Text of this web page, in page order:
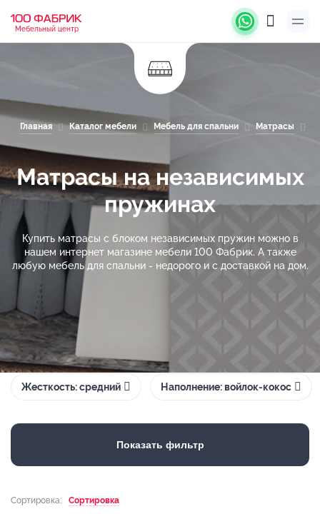
Мебельный центр
Главная Каталог мебели Мебель для спальни Матрасы
Матрасы на независимых
пружинах
Купить матрасы с блоком независимых пружин можно в
нашем интернет магазине мебели 100 Фабрик. А также
любую мебель для спальни - недорого и с доставкой на дом.
Жесткость: средний Наполнение: войлок-кокос
Показать фильтр
Сортировка: Сортировка